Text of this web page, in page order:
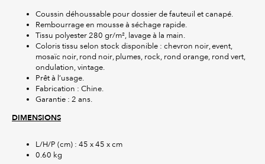
Coussin déhoussable pour dossier de fauteuil et canapé.
Rembourrage en mousse à séchage rapide.
Tissu polyester 280 gr/m², lavage à la main.
Coloris tissu selon stock disponible : chevron noir, event,
mosaïc noir, rond noir, plumes, rock, rond orange, rond vert,
ondulation, vintage.
Prêt à l’usage.
Fabrication : Chine.
Garantie : 2 ans.
DIMENSIONS
L/H/P (cm) : 45 x 45 x cm
0.60 kg